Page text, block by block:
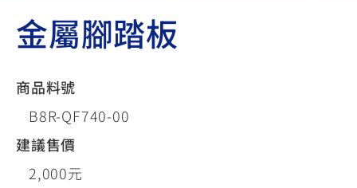
金屬腳踏板
商品料號
B8R-QF740-00
建議售價
2,000元